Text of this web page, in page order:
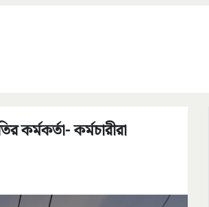
কর্মকর্তা- কর্মচারীরা